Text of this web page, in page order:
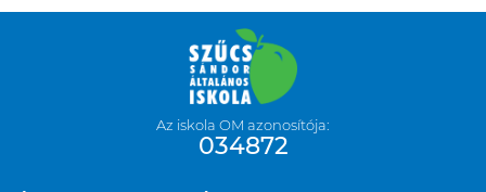
Az iskola OM azonosítója:
034872